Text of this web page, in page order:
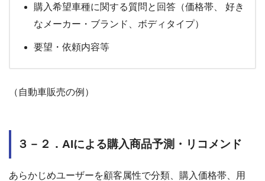
購入希望車種に関する質問と回答（価格帯、 好き
なメーカー・ブランド、ボディタイプ）
要望・依頼内容等
（自動車販売の例）
３－２．AIによる購入商品予測・リコメンド
あらかじめユーザーを顧客属性で分類、購入価格帯、用